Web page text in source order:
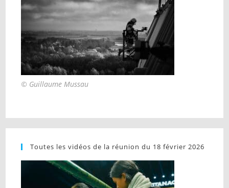
© Guillaume Mussau
Toutes les vidéos de la réunion du 18 février 2026